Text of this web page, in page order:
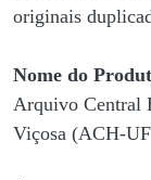
originais
Nome do
Arquivo Central
Viçosa (ACH-